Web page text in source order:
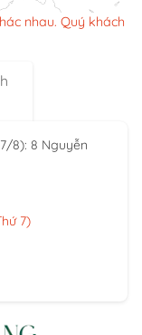
nhau. Quý khách
8): 8 Nguyễn
7)